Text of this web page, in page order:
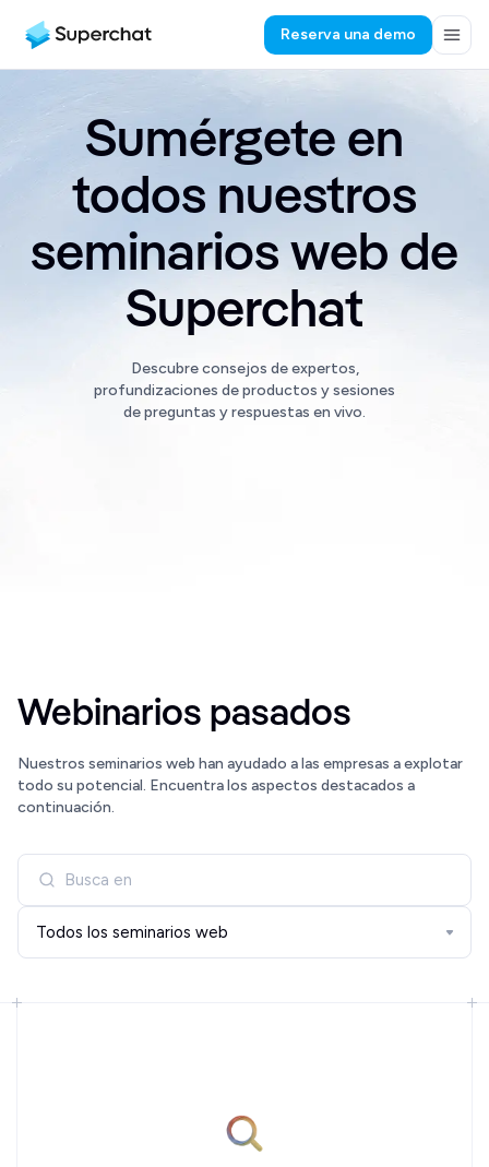
Reserva una demo
Sumérgete en
todos nuestros
seminarios web de
Superchat
Descubre consejos de expertos,
profundizaciones de productos y sesiones
de preguntas y respuestas en vivo.
Webinarios pasados
Nuestros seminarios web han ayudado a las empresas a explotar
todo su potencial. Encuentra los aspectos destacados a
continuación.
Todos los seminarios web